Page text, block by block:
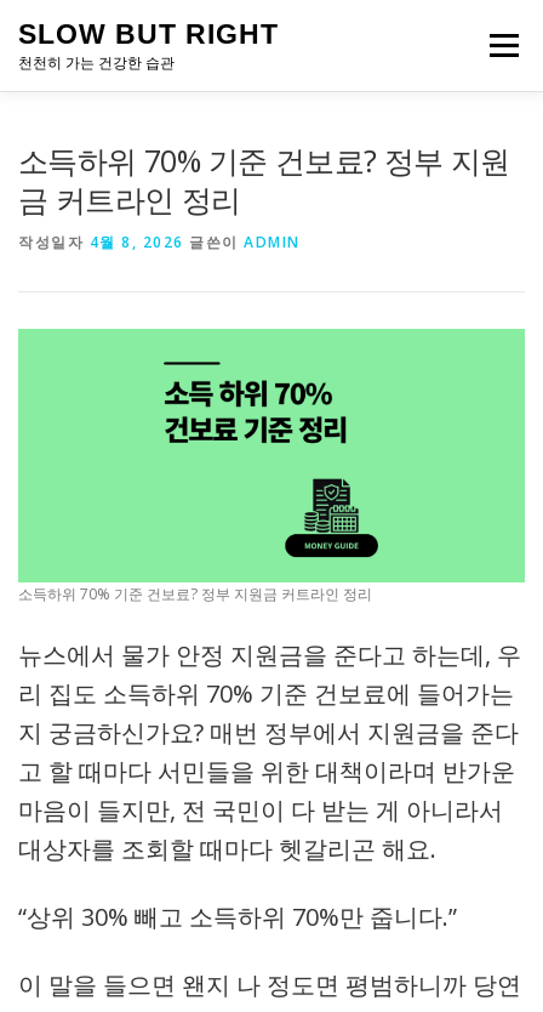
SLOW BUT RIGHT
천천히 가는 건강한 습관
메뉴
소득하위 70% 기준 건보료? 정부 지원
금 커트라인 정리
작성일자 4월 8, 2026 글쓴이 ADMIN
소득하위 70% 기준 건보료? 정부 지원금 커트라인 정리
뉴스에서 물가 안정 지원금을 준다고 하는데, 우
리 집도 소득하위 70% 기준 건보료에 들어가는
지 궁금하신가요? 매번 정부에서 지원금을 준다
고 할 때마다 서민들을 위한 대책이라며 반가운
마음이 들지만, 전 국민이 다 받는 게 아니라서
대상자를 조회할 때마다 헷갈리곤 해요.
“상위 30% 빼고 소득하위 70%만 줍니다.”
이 말을 들으면 왠지 나 정도면 평범하니까 당연